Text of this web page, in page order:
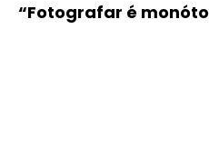
“Fotografar é